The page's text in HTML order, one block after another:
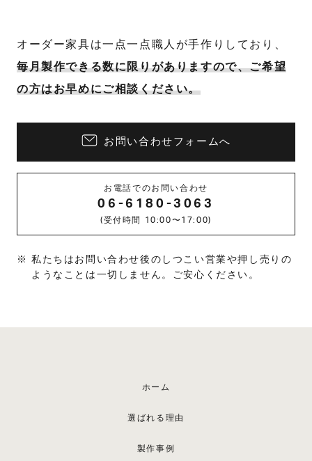
オーダー家具は一点一点職人が手作りしており、
毎月製作できる数に限りがありますので、ご希望
の方はお早めにご相談ください。
お問い合わせフォームへ
お電話でのお問い合わせ
06-6180-3063
(受付時間 10:00〜17:00)
私たちはお問い合わせ後のしつこい営業や押し売りの
ようなことは一切しません。ご安心ください。
ホーム
選ばれる理由
製作事例